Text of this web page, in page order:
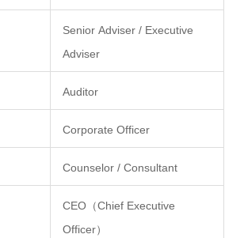
Senior Adviser / Executive
Adviser
Auditor
Corporate Officer
Counselor / Consultant
CEO（Chief Executive
Officer）